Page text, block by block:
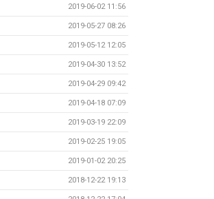
2019-06-02 11:56
2019-05-27 08:26
2019-05-12 12:05
2019-04-30 13:52
2019-04-29 09:42
2019-04-18 07:09
2019-03-19 22:09
2019-02-25 19:05
2019-01-02 20:25
2018-12-22 19:13